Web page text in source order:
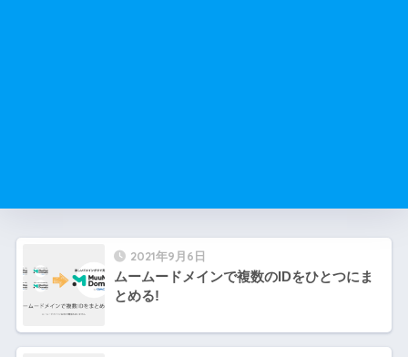
2021年9月6日
ムームードメインで複数のIDをひとつにま
とめる!